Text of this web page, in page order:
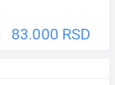
83.000 RSD